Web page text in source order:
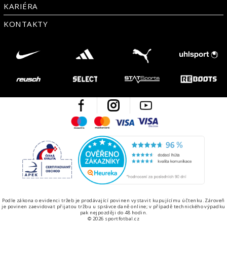
KARIÉRA
KONTAKTY
Facebook Instagram
MaestroMastercard
Visa
Česká kvalita
Podle zákona o evidenci tržeb je prodávající povinen vystavit kupujícímu účtenku. Zároveň
je povinen zaevidovat přijatou tržbu u správce daně online; v případě technického výpadku
pak nejpozději do 48 hodin.
© 2026 sportfotbal.cz